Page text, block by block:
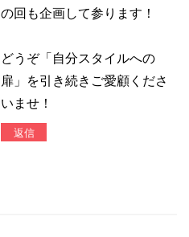
の回も企画して参ります！
どうぞ「自分スタイルへの
扉」を引き続きご愛顧くださ
いませ！
返信